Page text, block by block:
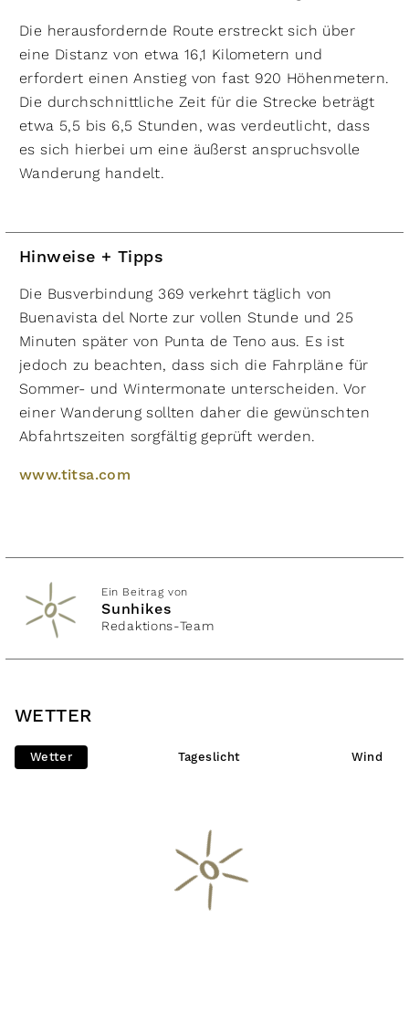
Die herausfordernde Route erstreckt sich über
eine Distanz von etwa 16,1 Kilometern und
erfordert einen Anstieg von fast 920 Höhenmetern.
Die durchschnittliche Zeit für die Strecke beträgt
etwa 5,5 bis 6,5 Stunden, was verdeutlicht, dass
es sich hierbei um eine äußerst anspruchsvolle
Wanderung handelt.
Hinweise + Tipps
Die Busverbindung 369 verkehrt täglich von
Buenavista del Norte zur vollen Stunde und 25
Minuten später von Punta de Teno aus. Es ist
jedoch zu beachten, dass sich die Fahrpläne für
Sommer- und Wintermonate unterscheiden. Vor
einer Wanderung sollten daher die gewünschten
Abfahrtszeiten sorgfältig geprüft werden.
www.titsa.com
Ein Beitrag von
Sunhikes
Redaktions-Team
WETTER
Wetter Tageslicht Wind